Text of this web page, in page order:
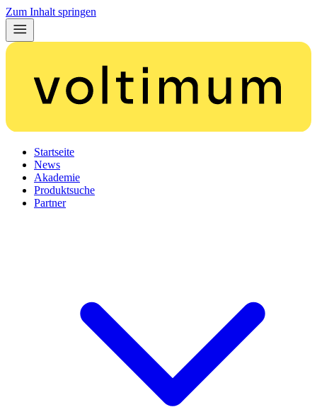
Zum Inhalt springen
Startseite
News
Akademie
Produktsuche
Partner